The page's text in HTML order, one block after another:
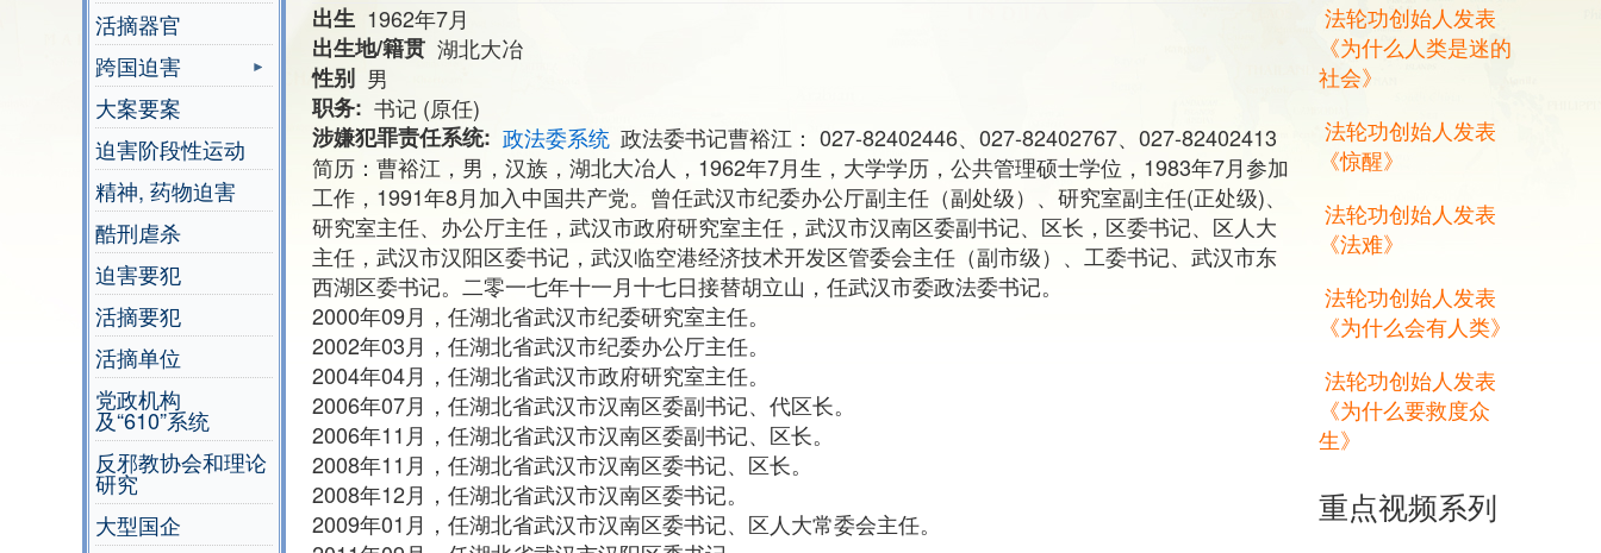
活摘器官
跨国迫害
大案要案
迫害阶段性运动
精神, 药物迫害
酷刑虐杀
迫害要犯
活摘要犯
活摘单位
党政机构
及“610”系统
反邪教协会和理论
研究
大型国企
出生 1962年7月
出生地/籍贯 湖北大冶
性别 男
职务
书记 (原任)
涉嫌犯罪责任系统
政法委系统 政法委书记曹裕江： 027-82402446、027-82402767、027-82402413
简历：曹裕江，男，汉族，湖北大冶人，1962年7月生，大学学历，公共管理硕士学位，1983年7月参加
工作，1991年8月加入中国共产党。曾任武汉市纪委办公厅副主任（副处级）、研究室副主任(正处级)、
研究室主任、办公厅主任，武汉市政府研究室主任，武汉市汉南区委副书记、区长，区委书记、区人大
主任，武汉市汉阳区委书记，武汉临空港经济技术开发区管委会主任（副市级）、工委书记、武汉市东
西湖区委书记。二零一七年十一月十七日接替胡立山，任武汉市委政法委书记。
2000年09月，任湖北省武汉市纪委研究室主任。
2002年03月，任湖北省武汉市纪委办公厅主任。
2004年04月，任湖北省武汉市政府研究室主任。
2006年07月，任湖北省武汉市汉南区委副书记、代区长。
2006年11月，任湖北省武汉市汉南区委副书记、区长。
2008年11月，任湖北省武汉市汉南区委书记、区长。
2008年12月，任湖北省武汉市汉南区委书记。
2009年01月，任湖北省武汉市汉南区委书记、区人大常委会主任。
法轮功创始人发表
《为什么人类是迷的
社会》
法轮功创始人发表
《惊醒》
法轮功创始人发表
《法难》
法轮功创始人发表
《为什么会有人类》
法轮功创始人发表
《为什么要救度众
生》
重点视频系列